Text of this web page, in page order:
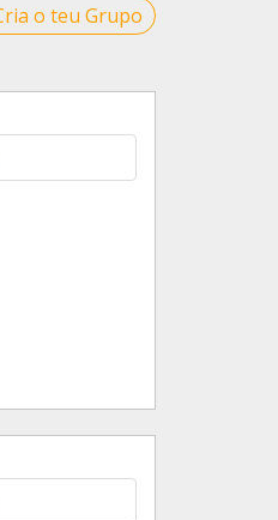
o teu Grupo